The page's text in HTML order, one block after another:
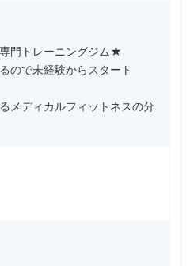
門トレーニングジム★
ので未経験からスタート
メディカルフィットネスの分